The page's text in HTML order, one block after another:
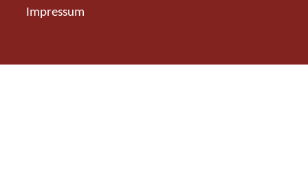
Impressum